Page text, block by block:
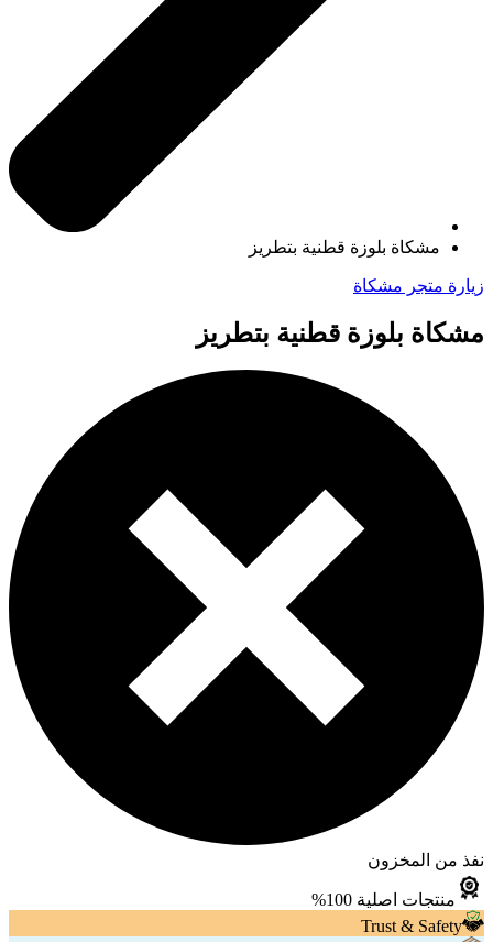
مشكاة بلوزة قطنية بتطريز
زيارة متجر مشكاة
مشكاة بلوزة قطنية بتطريز
نفذ من المخزون
منتجات اصلية 100%
Trust & Safety